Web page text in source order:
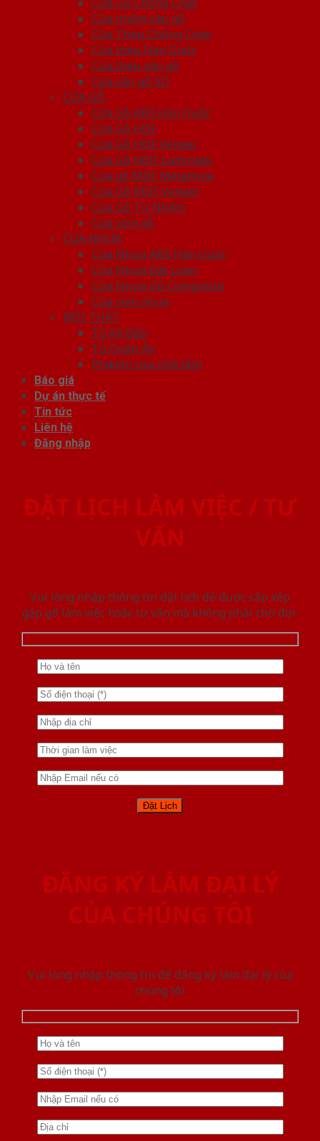
Cửa nhôm vân gỗ
Cửa Thép Chống Cháy
Cửa thép Hàn Quốc
Cửa thép vân gỗ
Cửa vân gỗ 5D
CỬA GỖ
Cửa Gỗ ABS Hàn Quốc
Cửa Gỗ HDF
Cửa Gỗ HDF Veneer
Cửa Gỗ MDF Laminate
Cửa gỗ MDF Melamine
Cửa Gỗ MDF Veneer
Cửa Gỗ Tự Nhiên
Cửa vòm gỗ
CỬA NHỰA
Cửa Nhựa ABS Hàn Quốc
Cửa Nhựa Đài Loan
Cửa Nhựa Gỗ Composite
Cửa vòm nhựa
NỘI THẤT
Tủ Kệ Bếp
Tủ Quần Áo
Phụ kiện cửa nhà tắm
Báo giá
Dự án thực tế
Tin tức
Liên hệ
Đăng nhập
ĐẶT LỊCH LÀM VIỆC / TƯ
VẤN
Vui lòng nhập thông tin đặt lịch để được sắp xếp
gặp gỡ làm việc hoăc tư vấn mà không phải chờ đợi.
ĐĂNG KÝ LÀM ĐẠI LÝ
CỦA CHÚNG TÔI
Vui lòng nhập thông tin để đăng ký làm đại lý của
chúng tôi